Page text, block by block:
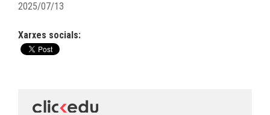
2025/07/13
Xarxes socials: